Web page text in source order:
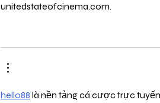
unitedstateofcinema.com.
hello88 là nền tảng cá cược trực